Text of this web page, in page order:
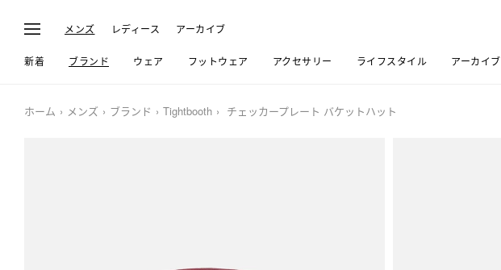
メンズ レディース アーカイブ
新着 ブランド ウェア フットウェア アクセサリー ライフスタイル アーカイブ
ホーム メンズ ブランド Tightbooth チェッカープレート バケットハット